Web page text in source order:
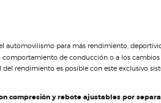
automovilismo para más rendimiento,
de conducción o a los cambios
rendimiento es posible con este exclusivo
compresión y rebote ajustables por